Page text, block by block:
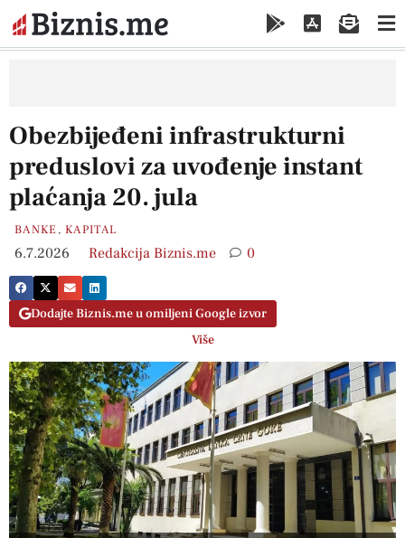
Obezbijeđeni infrastrukturni
preduslovi za uvođenje instant
plaćanja 20. jula
BANKE ,KAPITAL
6.7.2026 Redakcija Biznis.me 0
Dodajte Biznis.me u omiljeni Google izvor
Više